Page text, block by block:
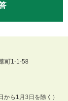
町1-1-58
から1月3日を除く）